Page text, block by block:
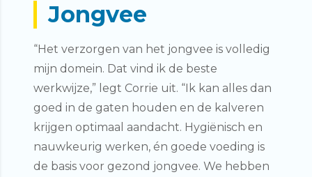
Jongvee
“Het verzorgen van het jongvee is volledig
mijn domein. Dat vind ik de beste
werkwijze,” legt Corrie uit. “Ik kan alles dan
goed in de gaten houden en de kalveren
krijgen optimaal aandacht. Hygiënisch en
nauwkeurig werken, én goede voeding is
de basis voor gezond jongvee. We hebben